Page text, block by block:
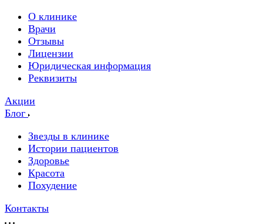
О клинике
Врачи
Отзывы
Лицензии
Юридическая информация
Реквизиты
Акции
Блог
Звезды в клинике
Истории пациентов
Здоровье
Красота
Похудение
Контакты